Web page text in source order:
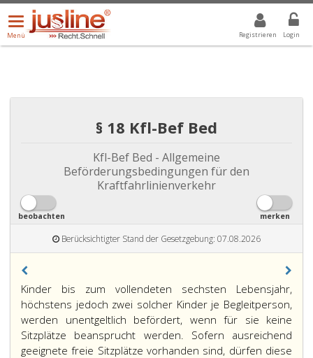
Registrieren Login
Menü
öffnen/schließen
Menü
ALLE DROPDOWN: GEWÄHLTER WERT IST ALLE
§ 18 Kfl-Bef Bed
Kfl-Bef Bed - Allgemeine
Beförderungsbedingungen für den
Kraftfahrlinienverkehr
beobachten merken
Berücksichtigter Stand der Gesetzgebung: 07.08.2026
Paragraph
18,
Kinder bis zum vollendeten sechsten Lebensjahr,
höchstens jedoch zwei solcher Kinder je Begleitperson,
werden unentgeltlich befördert, wenn für sie keine
Sitzplätze beansprucht werden. Sofern ausreichend
geeignete freie Sitzplätze vorhanden sind, dürfen diese